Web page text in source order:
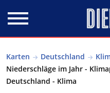
Karten Deutschland
Niederschläge im Jahr -
Deutschland - Klima